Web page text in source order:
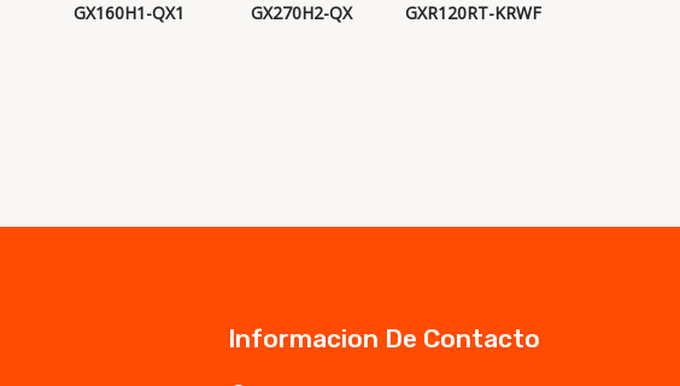
GX160H1-QX1 GX270H2-QX GXR120RT-KRWF
Informacion De Contacto